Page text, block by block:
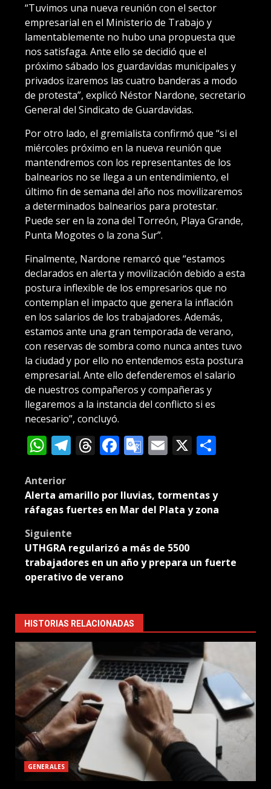
“Tuvimos una nueva reunión con el sector
empresarial en el Ministerio de Trabajo y
lamentablemente no hubo una propuesta que
nos satisfaga. Ante ello se decidió que el
próximo sábado los guardavidas municipales y
privados izaremos las cuatro banderas a modo
de protesta”, explicó Néstor Nardone, secretario
General del Sindicato de Guardavidas.
Por otro lado, el gremialista confirmó que “si el
miércoles próximo en la nueva reunión que
mantendremos con los representantes de los
balnearios no se llega a un entendimiento, el
último fin de semana del año nos movilizaremos
a determinados balnearios para protestar.
Puede ser en la zona del Torreón, Playa Grande,
Punta Mogotes o la zona Sur”.
Finalmente, Nardone remarcó que “estamos
declarados en alerta y movilización debido a esta
postura inflexible de los empresarios que no
contemplan el impacto que genera la inflación
en los salarios de los trabajadores. Además,
estamos ante una gran temporada de verano,
con reservas de sombra como nunca antes tuvo
la ciudad y por ello no entendemos esta postura
empresarial. Ante ello defenderemos el salario
de nuestros compañeros y compañeras y
llegaremos a la instancia del conflicto si es
necesario”, concluyó.
WhatsApp
Telegram
Threads
Facebook
Google
Translate
Email
X
Post
navigation
Anterior
Alerta amarillo por lluvias, tormentas y
ráfagas fuertes en Mar del Plata y zona
Siguiente
UTHGRA regularizó a más de 5500
trabajadores en un año y prepara un fuerte
operativo de verano
HISTORIAS RELACIONADAS
GENERALES